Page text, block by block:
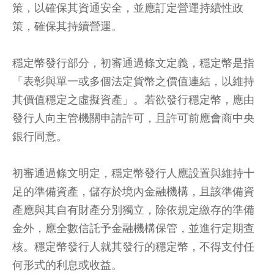
策，以確保其資通安全，並應訂定營運持續性政
策，確保其持續營運。
穩定幣發行部分，初審通過條文定義，穩定幣是指
「表彰與單一或多個法定貨幣之價值連結，以維持
其價值穩定之虛擬資產」。若欲發行穩定幣，應由
發行人向主管機關申請許可，且許可前應會商中央
銀行同意。
初審通過條文明定，穩定幣發行人應設置與維持十
足的準備資產，儲存於境內金融機構，且該準備資
產應與其自有財產分別獨立，除依規定繳存的準備
金外，應全數信託予金融機構保管，並進行定期查
核。穩定幣發行人就其發行的穩定幣，不得支付任
何形式的利息或收益。